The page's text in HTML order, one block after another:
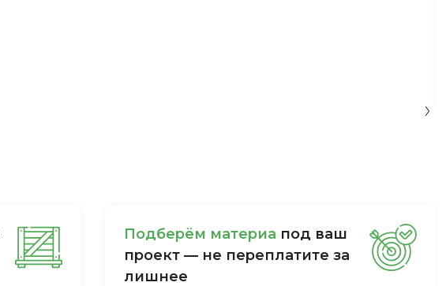
Пoдбepём мaтepиa пoд вaш
пpoeкт — нe пepeплaтитe зa
лишнee